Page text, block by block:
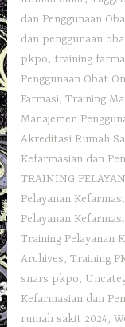
dan Penggunaan
dan penggunaan
pkpo, training
Penggunaan Obat
Farmasi,Training
Manajemen
Akreditasi Rumah
Kefarmasian dan
TRAINING
Pelayanan
Pelayanan
Training Pelayanan
Archives,Training
snars pkpo,
Kefarmasian dan
rumah sakit 2024,